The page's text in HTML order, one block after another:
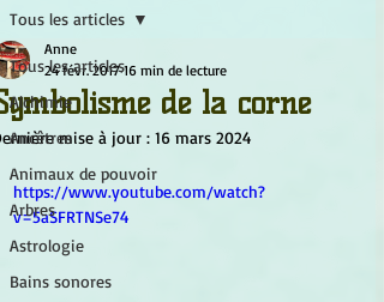
Tous les articles
Alchimie
Ancêtres
Animaux de pouvoir
Arbres
Astrologie
Bains sonores
Tous les articles
de la corne
Anne
24 févr. 2017 16 min de lecture
mise à jour : 16 mars 2024
https://www.youtube.com/watch?
v=5aSFRTNSe74